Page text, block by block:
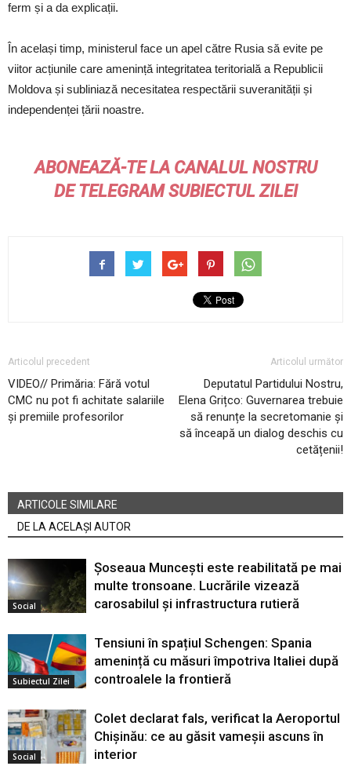
ferm și a da explicații.
În același timp, ministerul face un apel către Rusia să evite pe
viitor acțiunile care amenință integritatea teritorială a Republicii
Moldova și subliniază necesitatea respectării suveranității și
independenței țării noastre.
ABONEAZĂ-TE LA CANALUL NOSTRU
DETELEGRAMSUBIECTUL ZILEI
Articolul precedent
VIDEO// Primăria: Fără votul
CMC nu pot fi achitate salariile
și premiile profesorilor
Articolul următor
Deputatul Partidului Nostru,
Elena Grițco: Guvernarea trebuie
să renunțe la secretomanie și
să înceapă un dialog deschis cu
cetățenii!
ARTICOLE SIMILARE
DE LA ACELAȘI AUTOR
Social
Șoseaua Muncești este reabilitată pe mai
multe tronsoane. Lucrările vizează
carosabilul și infrastructura rutieră
Subiectul Zilei
Tensiuni în spațiul Schengen: Spania
amenință cu măsuri împotriva Italiei după
controalele la frontieră
Social
Colet declarat fals, verificat la Aeroportul
Chișinău: ce au găsit vameșii ascuns în
interior